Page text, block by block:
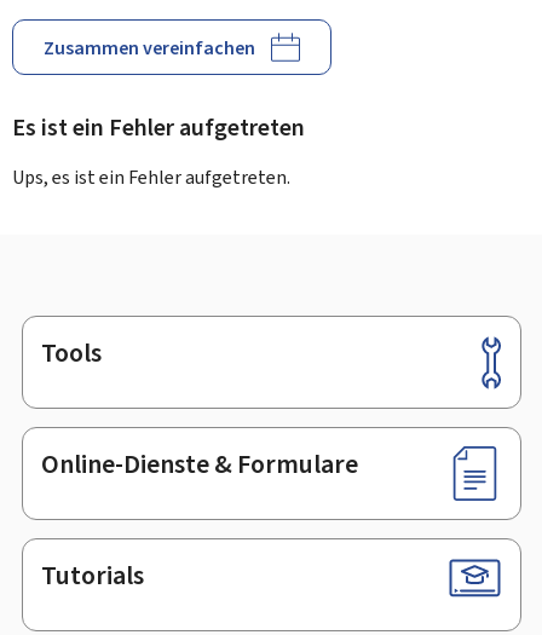
Zusammen vereinfachen
Es ist ein Fehler aufgetreten
Ups, es ist ein Fehler aufgetreten.
Footer
Tools
Online-Dienste & Formulare
Tutorials